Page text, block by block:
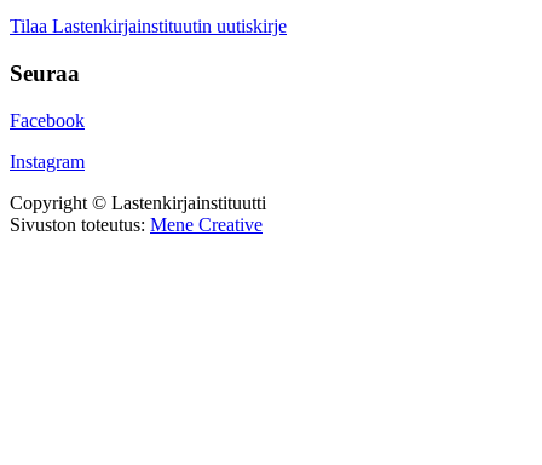
Tilaa Lastenkirjainstituutin uutiskirje
Seuraa
Facebook
Instagram
Copyright © Lastenkirjainstituutti
Sivuston toteutus: Mene Creative